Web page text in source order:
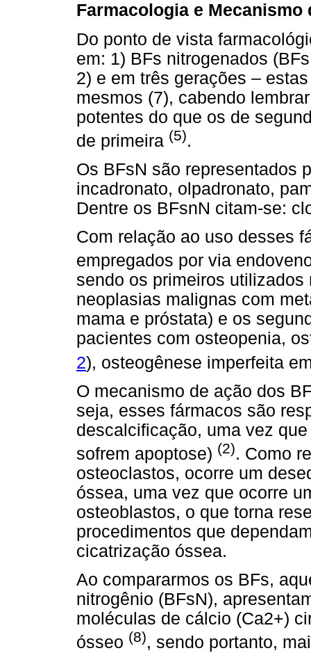
Farmacologia e
Do ponto de vista
em: 1) BFs nitrogenados
2) e em três gerações –
mesmos (7), cabendo
potentes do que os de
de primeira (5).
Os BFsN são representados
incadronato, olpadronato,
Dentre os BFsnN citam-se:
Com relação ao uso desses
empregados por via
sendo os primeiros
neoplasias malignas com
mama e próstata) e os
pacientes com osteopenia,
2), osteogênese imperfeita
O mecanismo de ação dos
seja, esses fármacos são
descalcificação, uma vez
sofrem apoptose) (2). Como
osteoclastos, ocorre um
óssea, uma vez que ocorre
osteoblastos, o que torna
procedimentos que
cicatrização óssea.
Ao compararmos os BFs,
nitrogênio (BFsN),
moléculas de cálcio (Ca2+)
ósseo (8), sendo portanto,